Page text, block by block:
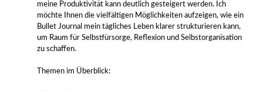
meine Produktivität kann deutlich gesteigert werden. Ich
möchte Ihnen die vielfältigen Möglichkeiten aufzeigen, wie ein
Bullet Journal mein tägliches Leben klarer strukturieren kann,
um Raum für Selbstfürsorge, Reflexion und Selbstorganisation
zu schaffen.
Themen im Überblick: